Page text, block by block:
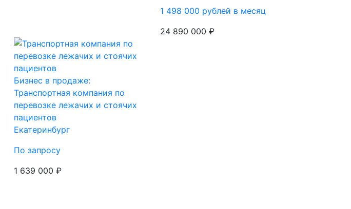
1 498 000 рублей в месяц
24 890 000 ₽
Бизнес в продаже:
Транспортная компания по
перевозке лежачих и стоячих
пациентов
Екатеринбург
По запросу
1 639 000 ₽